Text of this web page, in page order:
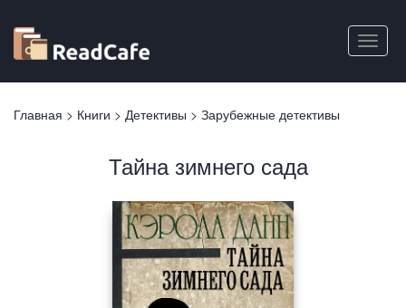
основному
содержанию
Toggle
Вы
Главная > Книги > Детективы > Зарубежные детективы
Тайна зимнего сада